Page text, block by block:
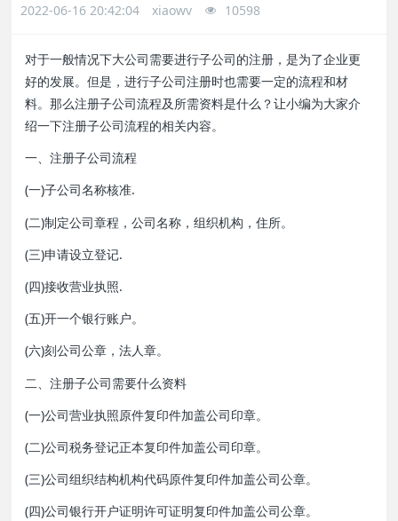
2022-06-16 20:42:04 xiaowv 10598
对于一般情况下大公司需要进行子公司的注册，是为了企业更
好的发展。但是，进行子公司注册时也需要一定的流程和材
料。那么注册子公司流程及所需资料是什么？让小编为大家介
绍一下注册子公司流程的相关内容。
一、注册子公司流程
(一)子公司名称核准.
(二)制定公司章程，公司名称，组织机构，住所。
(三)申请设立登记.
(四)接收营业执照.
(五)开一个银行账户。
(六)刻公司公章，法人章。
二、注册子公司需要什么资料
(一)公司营业执照原件复印件加盖公司印章。
(二)公司税务登记正本复印件加盖公司印章。
(三)公司组织结构机构代码原件复印件加盖公司公章。
(四)公司银行开户证明许可证明复印件加盖公司公章。